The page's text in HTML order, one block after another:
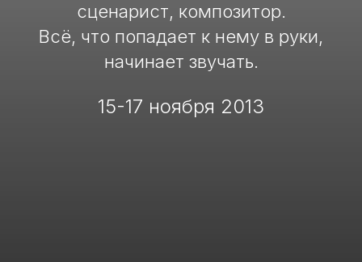
сценарист, композитор.
Всё, что попадает к нему в руки,
начинает звучать.
15-17 ноября 2013